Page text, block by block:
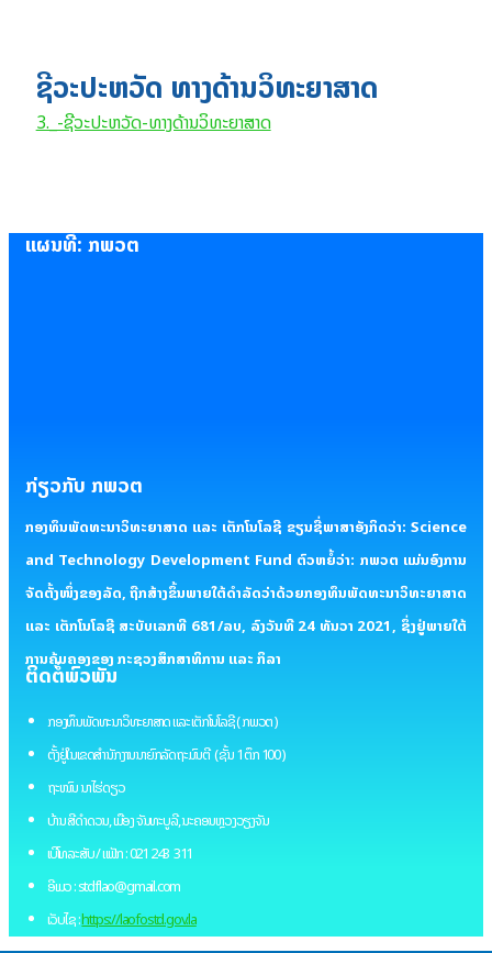
ຊີວະປະຫວັດ ທາງດ້ານວິທະຍາສາດ
3._-ຊີວະປະຫວັດ-ທາງດ້ານວິທະຍາສາດ
ແຜນທີ່: ກພວຕ
ກ່ຽວກັບ ກພວຕ
ກອງທຶນພັດທະນາວິທະຍາສາດ ແລະ ເຕັກໂນໂລຊີ ຂຽນຊື່ພາສາອັງກິດວ່າ: Science
and Technology Development Fund ຕົວຫຍໍ້ວ່າ: ກພວຕ ແມ່ນອົງການ
ຈັດຕັ້ງໜຶ່ງຂອງລັດ, ຖືກສ້າງຂຶ້ນພາຍໃຕ້ດໍາລັດວ່າດ້ວຍກອງທຶນພັດທະນາວິທະຍາສາດ
ແລະ ເຕັກໂນໂລຊີ ສະບັບເລກທີ 681/ລບ, ລົງວັນທີ 24 ທັນວາ 2021, ຊຶ່ງຢູ່ພາຍໃຕ້
ການຄຸ້ມຄອງຂອງ ກະຊວງສຶກສາທິການ ແລະ ກິລາ
ຕິດຕໍ່ພົວພັນ
ກອງທຶນພັດທະນາວິທະຍາສາດ ແລະ ເຕັກໂນໂລຊີ ( ກພວຕ )
ຕັ້ງຢູ່ໃນເຂດສຳນັກງານນາຍົກລັດຖະມົນຕີ ( ຊັ້ນ 1 ຕຶກ 100 )
ຖະໜົນ ນາໄຮ່ດຽວ
ບ້ານ ສີດຳດວນ, ເມືອງ ຈັນທະບູລີ, ນະຄອນຫຼວງວຽງຈັນ
ເບີໂທລະສັບ / ແຟັກ : 021 243 311
ອີເມວ : stdflao@gmail.com
ເວັບໄຊ :https://laofostd.gov.la